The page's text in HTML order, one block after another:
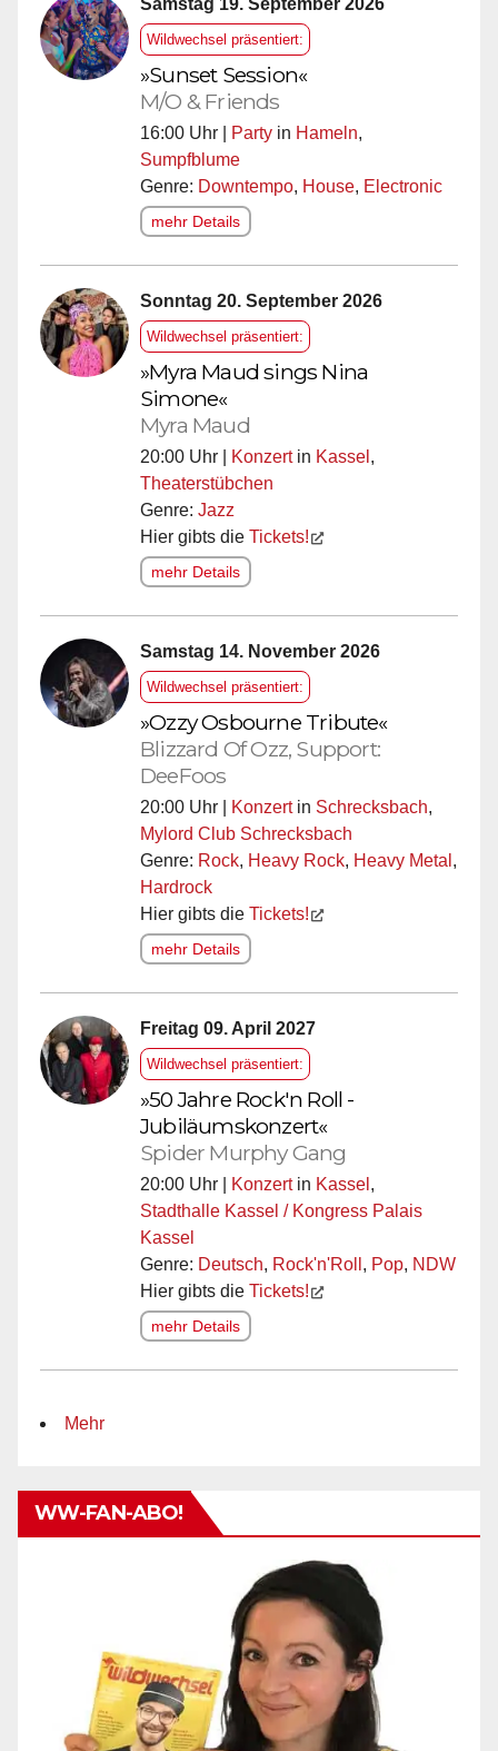
Samstag 19. September 2026
Wildwechsel präsentiert:
»Sunset Session«
M/O & Friends
16:00 Uhr | Party in Hameln,
Sumpfblume
Genre: Downtempo, House, Electronic
mehr Details
Sonntag 20. September 2026
Wildwechsel präsentiert:
»Myra Maud sings Nina
Simone«
Myra Maud
20:00 Uhr | Konzertin Kassel ,
Theaterstübchen
Genre: Jazz
Hier gibts die Tickets!
mehr Details
Samstag 14. November 2026
Wildwechsel präsentiert:
»Ozzy Osbourne Tribute«
Blizzard Of Ozz, Support:
DeeFoos
20:00 Uhr | Konzertin Schrecksbach,
Mylord Club Schrecksbach
Genre: Rock, Heavy Rock, Heavy Metal ,
Hardrock
Hier gibts die Tickets!
mehr Details
Freitag 09. April 2027
Wildwechsel präsentiert:
»50 Jahre Rock'n Roll -
Jubiläumskonzert«
Spider Murphy Gang
20:00 Uhr | Konzertin Kassel ,
Stadthalle Kassel / Kongress Palais
Kassel
Genre: Deutsch, Rock'n'Roll , Pop, NDW
Hier gibts die Tickets!
mehr Details
Mehr
WW-FAN-ABO!